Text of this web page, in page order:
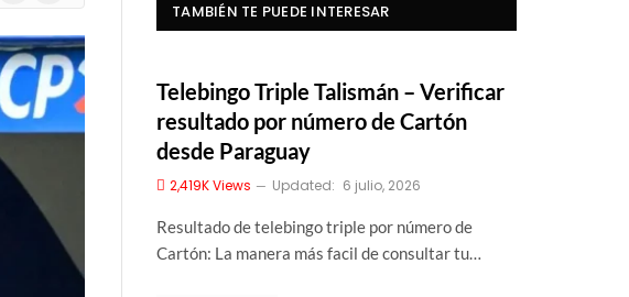
TAMBIÉN TE PUEDE INTERESAR
Telebingo Triple Talismán – Verificar
resultado por número de Cartón
desde Paraguay
2,419KViews Updated: 6 julio, 2026
Resultado de telebingo triple por número de
Cartón: La manera más facil de consultar tu…